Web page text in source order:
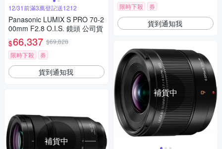
12/31前滿3萬登記送1212
Panasonic LUMIX S PRO 70-2
00mm F2.8 O.I.S. 鏡頭 公司貨
$66,337 $69,828
限時下殺
券
貨到通知我
補貨中
限時下殺
券
貨到通知我
補貨中